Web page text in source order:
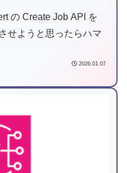
の Create Job API を
せようと思ったらハマ
2026.01.07